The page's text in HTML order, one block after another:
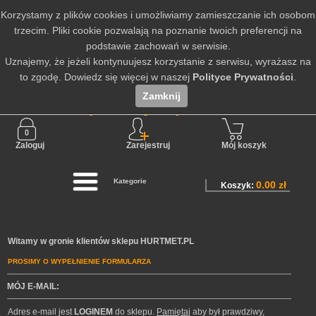
Nie jesteś zalogowany
Zaloguj Zarejestruj Mój koszyk
Kategorie
Witamy w gronie klientów sklepu HURTMET.PL
PROSIMY O WYPEŁNIENIE FORMULARZA
MÓJ E-MAIL:
Adres e-mail jest LOGINEM do sklepu. Pamiętaj aby był prawdziwy,
Koszyk:0.00 zł
Korzystamy z plików cookies i umożliwiamy zamieszczanie ich osobom
trzecim. Pliki cookie pozwalają na poznanie twoich preferencji na
podstawie zachowań w serwisie.
Uznajemy, że jeżeli kontynuujesz korzystanie z serwisu, wyrażasz na
to zgodę. Dowiedz się więcej w naszej Polityce Prywatności
Zamknij